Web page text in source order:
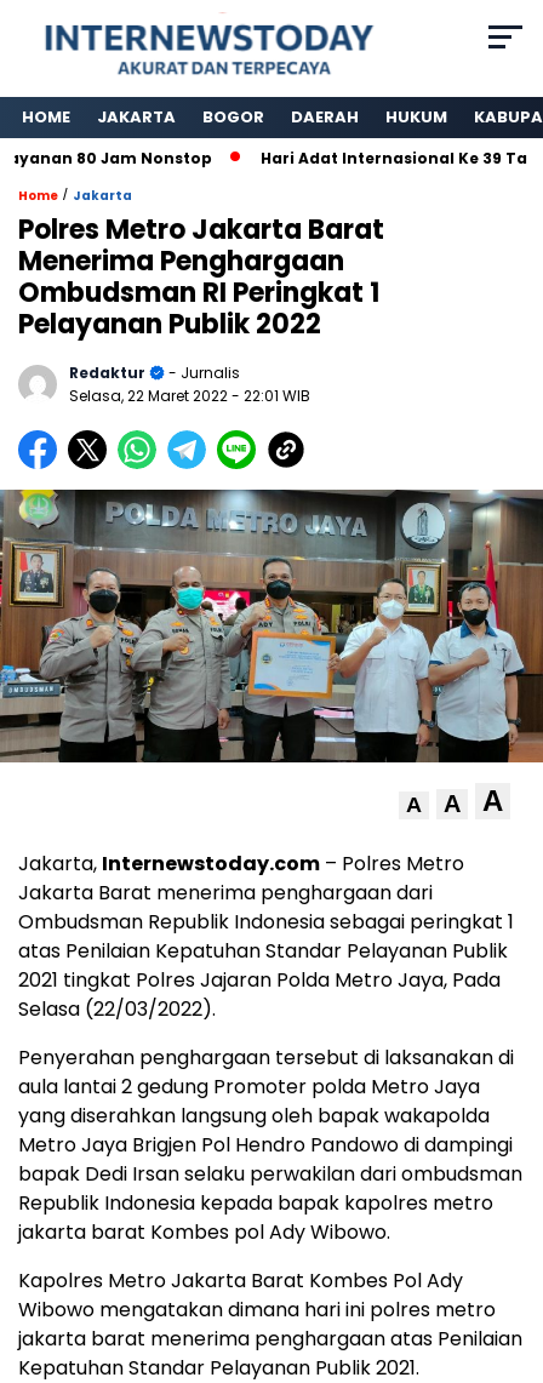
HOME JAKARTA BOGOR DAERAH HUKUM
80 Jam Nonstop Hari Adat Internasional Ke 39
Home / Jakarta
Polres Metro Jakarta Barat
Menerima Penghargaan
Ombudsman RI Peringkat 1
Pelayanan Publik 2022
Redaktur
- Jurnalis
Selasa, 22 Maret 2022- 22:01 WIB
A A A
Jakarta, Internewstoday.com – Polres Metro
Jakarta Barat menerima penghargaan dari
Ombudsman Republik Indonesia sebagai peringkat 1
atas Penilaian Kepatuhan Standar Pelayanan Publik
2021 tingkat Polres Jajaran Polda Metro Jaya, Pada
Selasa (22/03/2022).
Penyerahan penghargaan tersebut di laksanakan di
aula lantai 2 gedung Promoter polda Metro Jaya
yang diserahkan langsung oleh bapak wakapolda
Metro Jaya Brigjen Pol Hendro Pandowo di dampingi
bapak Dedi Irsan selaku perwakilan dari ombudsman
Republik Indonesia kepada bapak kapolres metro
jakarta barat Kombes pol Ady Wibowo.
Kapolres Metro Jakarta Barat Kombes Pol Ady
Wibowo mengatakan dimana hari ini polres metro
jakarta barat menerima penghargaan atas Penilaian
Kepatuhan Standar Pelayanan Publik 2021.